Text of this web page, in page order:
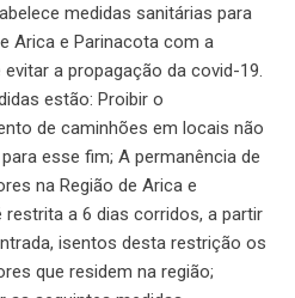
medidas sanitárias para
Arica e Parinacota com a
evitar a propagação da covid-19.
estão: Proibir o
de caminhões em locais não
esse fim; A permanência de
na Região de Arica e
restrita a 6 dias corridos, a partir
isentos desta restrição os
que residem na região;